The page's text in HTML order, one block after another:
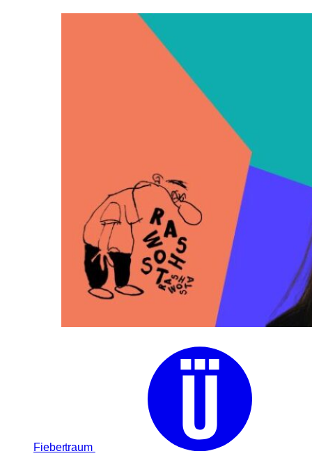
Fiebertraum